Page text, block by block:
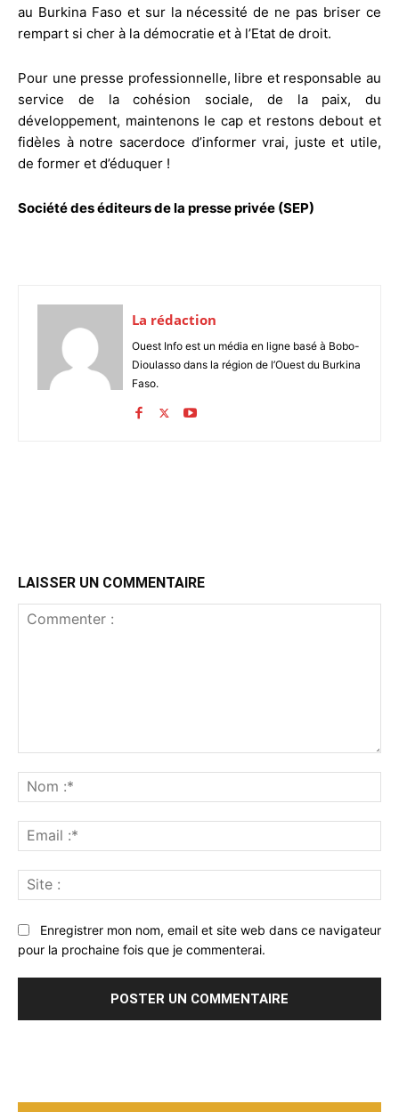
au Burkina Faso et sur la nécessité de ne pas briser ce
rempart si cher à la démocratie et à l’Etat de droit.
Pour une presse professionnelle, libre et responsable au
service de la cohésion sociale, de la paix, du
développement, maintenons le cap et restons debout et
fidèles à notre sacerdoce d’informer vrai, juste et utile,
de former et d’éduquer !
Société des éditeurs de la presse privée (SEP)
La rédaction
Ouest Info est un média en ligne basé à Bobo-
Dioulasso dans la région de l’Ouest du Burkina
Faso.
LAISSER UN COMMENTAIRE
:*
:*
:
Enregistrer mon nom, email et site web dans ce navigateur
pour la prochaine fois que je commenterai.